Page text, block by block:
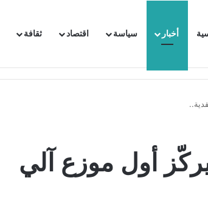
أخبار سياسة اقتصاد ثقافة
بتونس وتبلغها احتجاجا شديد اللهجة !!
أول موزع آلي